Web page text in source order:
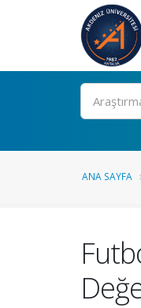
Ara
ANA SAYFA